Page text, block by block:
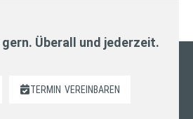
Überall und jederzeit.
TERMIN VEREINBAREN